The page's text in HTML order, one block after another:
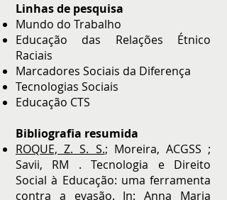
Linhas de pesquisa
Mundo do Trabalho
Educação das Relações Étnico
Raciais
Marcadores Sociais da Diferença
Tecnologias Sociais
Educação CTS
Bibliografia resumida
ROQUE, Z. S. S.; Moreira, ACGSS ;
Savii, RM . Tecnologia e Direito
Social à Educação: uma ferramenta
contra a evasão. In: Anna Maria